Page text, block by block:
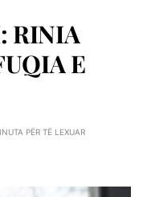
RINIA
E
PËR TË LEXUAR